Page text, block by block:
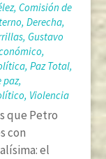
, Comisión de
, Derecha,
, Gustavo
,
, Paz Total,
paz,
, Violencia
que Petro
con
el